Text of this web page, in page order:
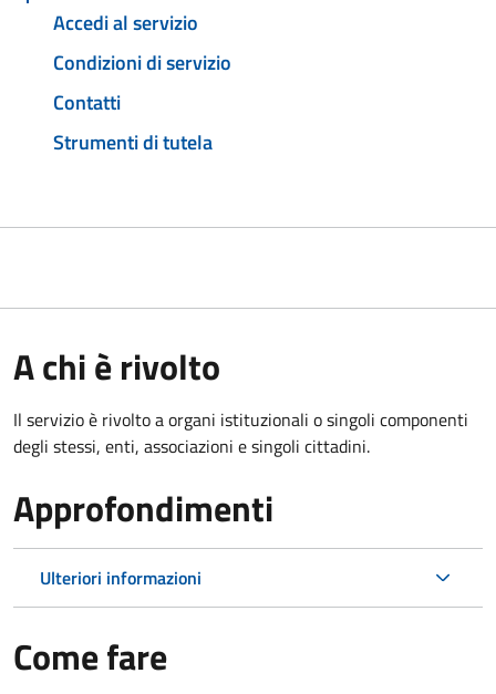
Accedi al servizio
Condizioni di servizio
Contatti
Strumenti di tutela
A chi è rivolto
Il servizio è rivolto a organi istituzionali o singoli componenti
degli stessi, enti, associazioni e singoli cittadini.
Approfondimenti
Ulteriori informazioni
Come fare